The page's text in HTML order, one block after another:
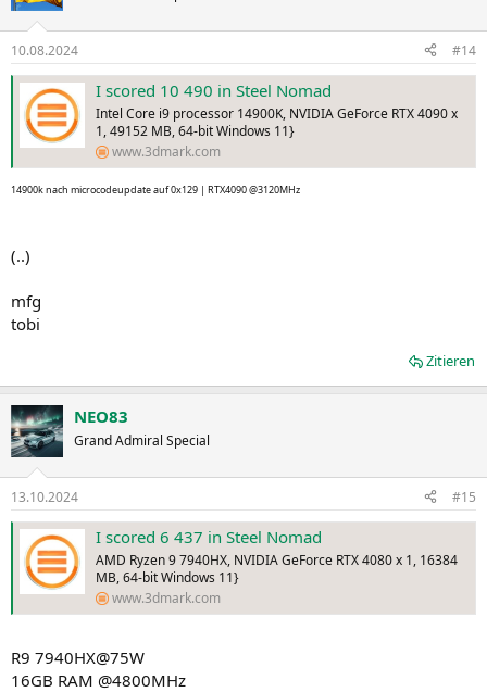
10.08.2024 #14
I scored 10 490 in Steel Nomad
Intel Core i9 processor 14900K, NVIDIA GeForce RTX 4090 x
1, 49152 MB, 64-bit Windows 11}
www.3dmark.com
14900k nach microcodeupdate auf 0x129 | RTX4090 @3120MHz
(..)
mfg
tobi
Zitieren
NEO83
Grand Admiral Special
13.10.2024 #15
I scored 6 437 in Steel Nomad
AMD Ryzen 9 7940HX, NVIDIA GeForce RTX 4080 x 1, 16384
MB, 64-bit Windows 11}
www.3dmark.com
R9 7940HX@75W
16GB RAM @4800MHz